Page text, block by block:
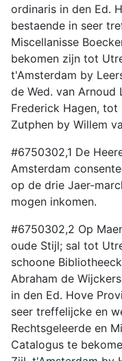
ordinaris in den Ed.
bestaende in seer
Miscellanisse
bekomen zijn tot
t'Amsterdam by
de Wed. van Arnoud
Frederick Hagen, tot
Zutphen by Willem
#6750302,1 De
Amsterdam
op de drie Jaer-
mogen inkomen.
#6750302,2 Op
oude Stijl; sal tot
schoone
Abraham de
in den Ed. Hove
seer treffelijcke en
Rechtsgeleerde en
Catalogus te